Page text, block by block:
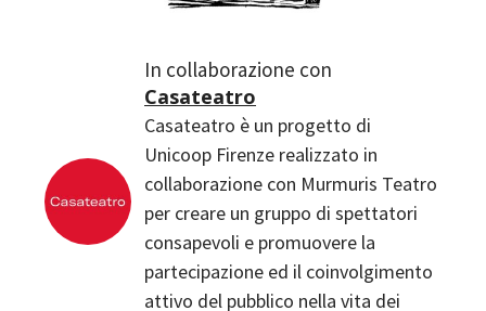
Casateatro
Casateatro è un progetto di
Unicoop Firenze realizzato in
collaborazione con Murmuris Teatro
per creare un gruppo di spettatori
consapevoli e promuovere la
partecipazione ed il coinvolgimento
attivo del pubblico nella vita dei